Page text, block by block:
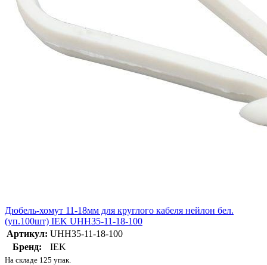
Дюбель-хомут 11-18мм для круглого кабеля нейлон бел.
(уп.100шт) IEK UHH35-11-18-100
Артикул: UHH35-11-18-100
Бренд:
IEK
На складе 125 упак.